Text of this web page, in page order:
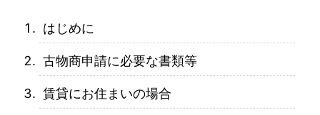
はじめに
古物商申請に必要な書類等
賃貸にお住まいの場合